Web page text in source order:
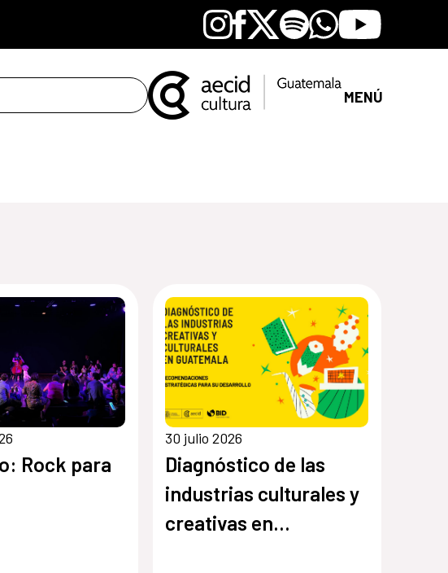
Instagram
Facebook
X SpotifyWhatsapp
Youtube
MENÚ
Rock para
30 julio 2026
Diagnóstico de las
industrias culturales y
creativas en